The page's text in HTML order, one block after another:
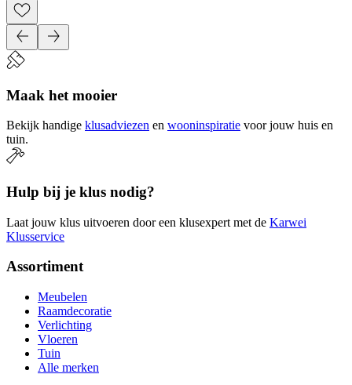
Maak het mooier
Bekijk handige klusadviezen en wooninspiratie voor jouw huis en
tuin.
Hulp bij je klus nodig?
Laat jouw klus uitvoeren door een klusexpert met de Karwei
Klusservice
Assortiment
Meubelen
Raamdecoratie
Verlichting
Vloeren
Tuin
Alle merken